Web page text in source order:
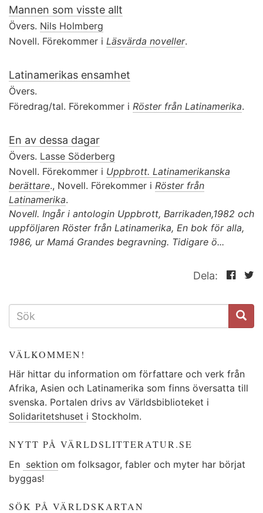
Mannen som visste allt
Övers. Nils Holmberg
Novell. Förekommer i Läsvärda noveller.
Latinamerikas ensamhet
Övers.
Föredrag/tal. Förekommer i Röster från Latinamerika.
En av dessa dagar
Övers. Lasse Söderberg
Novell. Förekommer i Uppbrott. Latinamerikanska
berättare., Novell. Förekommer i Röster från
Latinamerika.
Novell. Ingår i antologin Uppbrott, Barrikaden,1982 och
uppföljaren Röster från Latinamerika, En bok för alla,
1986, ur Mamá Grandes begravning. Tidigare ö...
Dela:
SÖKFORMULÄR
VÄLKOMMEN!
Här hittar du information om författare och verk från
Afrika, Asien och Latinamerika som finns översatta till
svenska. Portalen drivs av Världsbiblioteket i
Solidaritetshuset i Stockholm.
NYTT PÅ VÄRLDSLITTERATUR.SE
En sektion om folksagor, fabler och myter har börjat
byggas!
SÖK PÅ VÄRLDSKARTAN